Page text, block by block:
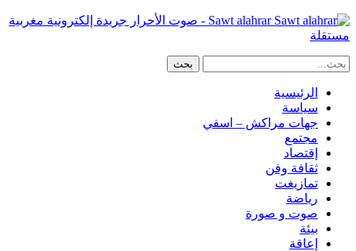
Sawt alahrar - صوت الأحرار جريدة إلكترونية مغربية
مستقلة
الرئيسية
سياسة
جهات مراكش – اسفي
مجتمع
إقتصاد
ثقافة وفن
تمازيغت
رياضة
صوت و صورة
بيئة
إعاقة